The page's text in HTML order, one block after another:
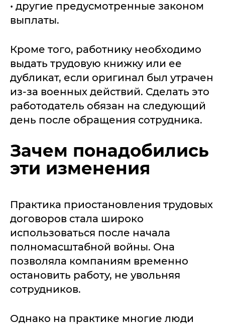
• другие предусмотренные законом
выплаты.
Кроме того, работнику необходимо
выдать трудовую книжку или ее
дубликат, если оригинал был утрачен
из-за военных действий. Сделать это
работодатель обязан на следующий
день после обращения сотрудника.
Зачем понадобились
эти изменения
Практика приостановления трудовых
договоров стала широко
использоваться после начала
полномасштабной войны. Она
позволяла компаниям временно
остановить работу, не увольняя
сотрудников.
Однако на практике многие люди